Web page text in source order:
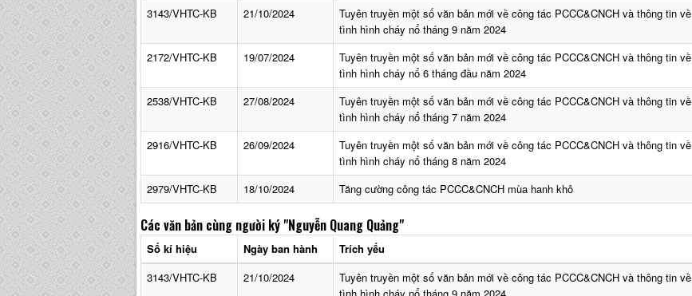
3143/VHTC-KB
21/10/2024
Tuyên truyền một số văn bản mới về công tác PCCC&CNCH và thông tin về
tình hình cháy nổ tháng 9 năm 2024
2172/VHTC-KB
19/07/2024
Tuyên truyền một số văn bản mới về công tác PCCC&CNCH và thông tin về
tình hình cháy nổ 6 tháng đầu năm 2024
2538/VHTC-KB
27/08/2024
Tuyên truyền một số văn bản mới về công tác PCCC&CNCH và thông tin về
tình hình cháy nổ tháng 7 năm 2024
2916/VHTC-KB
26/09/2024
Tuyên truyền một số văn bản mới về công tác PCCC&CNCH và thông tin về
tình hình cháy nổ tháng 8 năm 2024
2979/VHTC-KB
18/10/2024 Tăng cường công tác PCCC&CNCH mùa hanh khô
Các văn bản cùng người ký "Nguyễn Quang Quảng"
Số kí hiệu Ngày ban hành
Trích yếu
3143/VHTC-KB
21/10/2024
Tuyên truyền một số văn bản mới về công tác PCCC&CNCH và thông tin về